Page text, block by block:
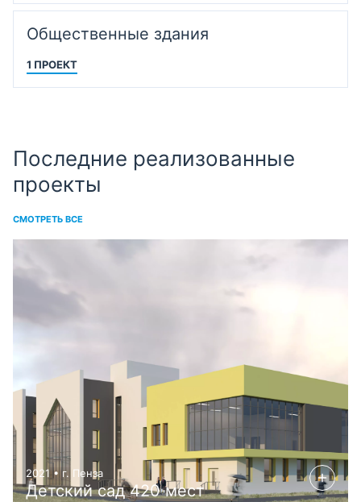
Общественные здания
1 ПРОЕКТ
Последние реализованные
проекты
СМОТРЕТЬ ВСЕ
2021 • г. Пенза
Детский сад 420 мест